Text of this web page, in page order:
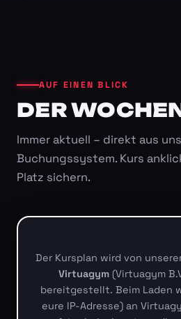
AUF EINEN BLICK
DER
Immer aktuell – direkt aus
Buchungssystem. Kurs
Platz sichern.
Der Kursplan wird von
Virtuagym(Virtuagym
bereitgestellt. Beim Laden
eure IP-Adresse) an